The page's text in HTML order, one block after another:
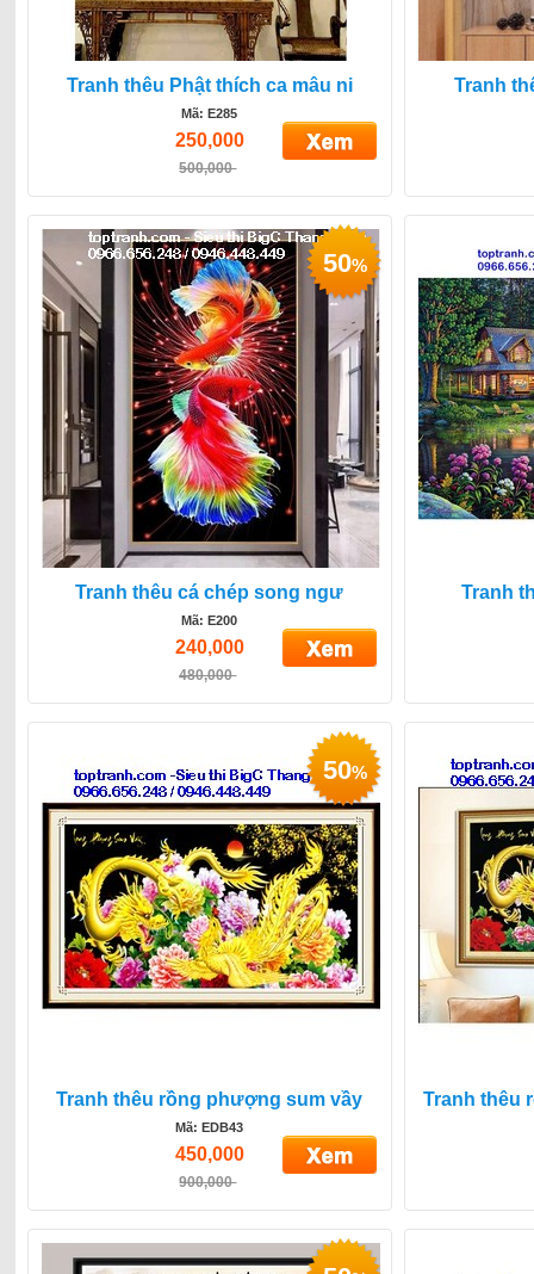
Tranh thêu Phật thích ca mâu ni
Mã: E285
250,000
500,000
Tranh
Tranh thêu cá chép song ngư
Mã: E200
240,000
480,000
50%
Tranh
Tranh thêu rồng phượng sum vầy
Mã: EDB43
450,000
900,000
50%
Tranh thêu